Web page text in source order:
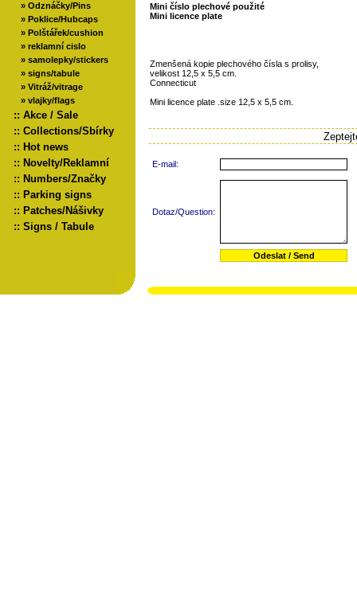
» Odznáčky/Pins
» Poklice/Hubcaps
» Polštářek/cushion
» reklamní cislo
» samolepky/stickers
» signs/tabule
» Vitráž/vitrage
» vlajky/flags
:: Akce / Sale
:: Collections/Sbírky
:: Hot news
:: Novelty/Reklamní
:: Numbers/Značky
:: Parking signs
:: Patches/Nášivky
:: Signs / Tabule
Mini číslo plechové použité
Mini licence plate
Zmenšená kopie plechového čísla s prolisy,
velikost 12,5 x 5,5 cm.
Connecticut
Mini licence plate .size 12,5 x 5,5 cm.
E-mail:
Dotaz/Question: